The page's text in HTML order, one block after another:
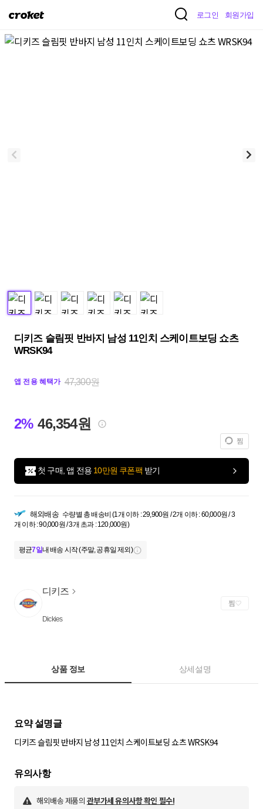
크
켓
로그인 회원가입
디키즈 슬림핏 반바지 남성 11인치 스케이트보딩 쇼츠
WRSK94
앱 전용 혜택가 47,300원
2% 46,354원
찜
첫 구매, 앱 전용 10만원 쿠폰팩 받기
해외배송 수량별 총 배송비 (1개 이하 : 29,900원 / 2개 이하 : 60,000원 / 3
개 이하 : 90,000원 / 3개 초과 : 120,000원)
평균7일내 배송 시작 (주말, 공휴일 제외)
디키즈
Dickies
찜
상품 정보 상세설명
요약 설명글
디키즈 슬림핏 반바지 남성 11인치 스케이트보딩 쇼츠 WRSK94
유의사항
해외배송 제품의 관부가세 유의사항 확인 필수!